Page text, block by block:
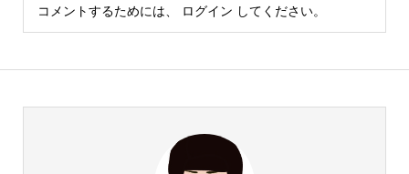
コメントするためには、 ログイン してください。